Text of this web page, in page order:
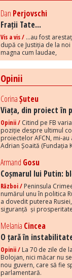
Dan Perjovschi
Frații Tate...
Vis a vis / ...au fost
după ce Justiția de la
magna cum laudae,
Opinii
CorinaȘuteu
Viața, din proiect în
Opinii / Citind pe FB
poziție despre ultimul
proiectelor AFCN, mi-
Adrian Șoaită (Fundația
Armand Gosu
Coșmarul lui Putin:
Război / Peninsula
numărul unu în politica
a dovedit puterea
siguranță și
Melania Cincea
O țară în
Opinii / La 70 de zile de
Bolojan, nici măcar nu
nou guvern, care să fie
parlamentară.